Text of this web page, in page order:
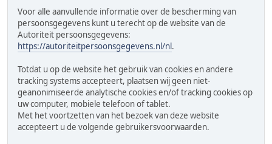
Voor alle aanvullende informatie over de bescherming van
persoonsgegevens kunt u terecht op de website van de
Autoriteit persoonsgegevens:
https://autoriteitpersoonsgegevens.nl/nl .
Totdat u op de website het gebruik van cookies en andere
tracking systems accepteert, plaatsen wij geen niet-
geanonimiseerde analytische cookies en/of tracking cookies op
uw computer, mobiele telefoon of tablet.
Met het voortzetten van het bezoek van deze website
accepteert u de volgende gebruikersvoorwaarden.